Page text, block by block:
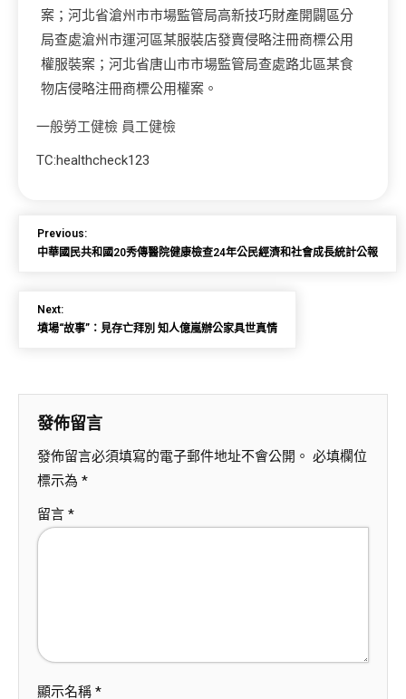
案；河北省滄州市市場監管局高新技巧財產開闢區分
局查處滄州市運河區某服裝店發賣侵略注冊商標公用
權服裝案；河北省唐山市市場監管局查處路北區某食
物店侵略注冊商標公用權案。
一般勞工健檢 員工健檢
TC:healthcheck123
Previous:
中華國民共和國20秀傳醫院健康檢查24年公民經濟和社會成長統計公報
Next:
墳場“故事”：見存亡拜別 知人億嵐辦公家具世真情
發佈留言
發佈留言必須填寫的電子郵件地址不會公開。 必填欄位
標示為 *
留言 *
顯示名稱 *